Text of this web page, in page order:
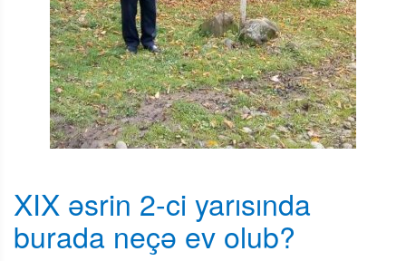
XIX əsrin 2-ci yarısında
burada neçə ev olub?